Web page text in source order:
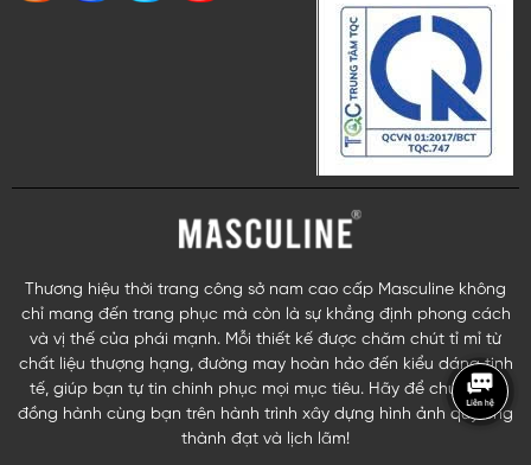
Thương hiệu thời trang công sở nam cao cấp Masculine không
chỉ mang đến trang phục mà còn là sự khẳng định phong cách
và vị thế của phái mạnh. Mỗi thiết kế được chăm chút tỉ mỉ từ
chất liệu thượng hạng, đường may hoàn hảo đến kiểu dáng tinh
tế, giúp bạn tự tin chinh phục mọi mục tiêu. Hãy để chúng tôi
đồng hành cùng bạn trên hành trình xây dựng hình ảnh quý ông
thành đạt và lịch lãm!